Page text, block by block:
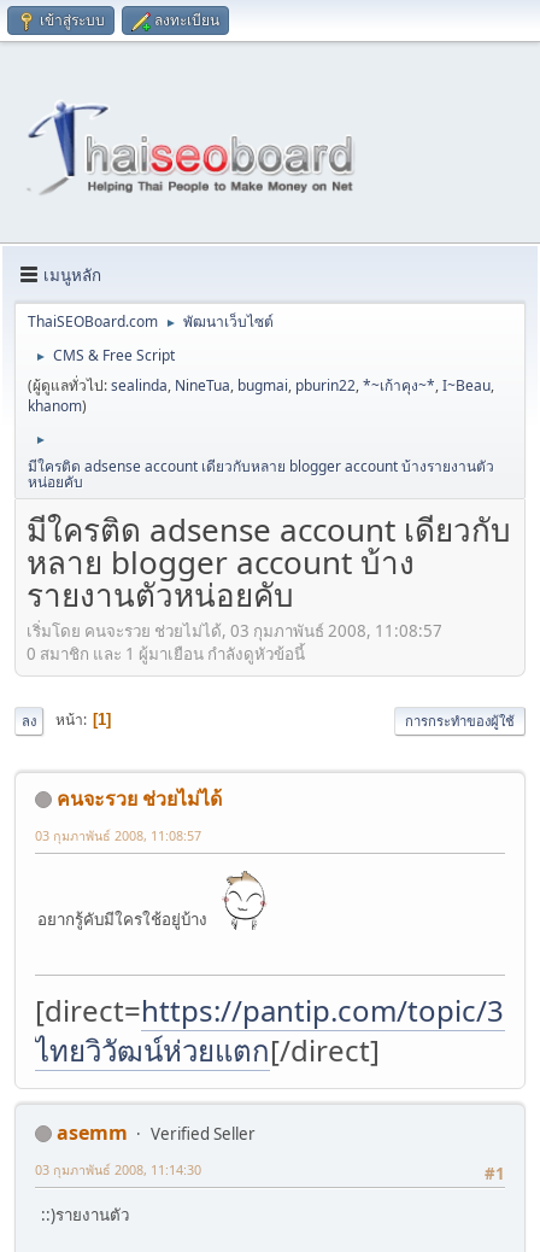
เข้าสู่ระบบ ลงทะเบียน
เมนูหลัก
ThaiSEOBoard.com ► พัฒนาเว็บไซต์
►
CMS & Free Script
(ผู้ดูแลทั่วไป:sealinda, NineTua, bugmai, pburin22,*~เก้าคุง~*,I~Beau,
khanom)
►
มีใครติด adsense account เดียวกับหลาย blogger account บ้างรายงานตัว
หน่อยคับ
มีใครติด adsense account เดียวกับ
หลาย blogger account บ้าง
รายงานตัวหน่อยคับ
เริ่มโดย คนจะรวย ช่วยไม่ได้, 03 กุมภาพันธ์ 2008, 11:08:57
0 สมาชิก และ 1 ผู้มาเยือน กำลังดูหัวข้อนี้
ลง หน้า 1 การกระทำของผู้ใช้
คนจะรวย ช่วยไม่ได้
03 กุมภาพันธ์ 2008, 11:08:57
อยากรู้คับมีใครใช้อยู่บ้าง
[direct=https://pantip.com/topic/
ไทยวิวัฒน์ห่วยแตก[/direct]
asemm
Verified Seller
#1
03 กุมภาพันธ์ 2008, 11:14:30
::)รายงานตัว